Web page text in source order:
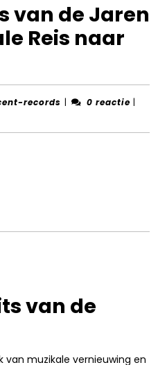
van de Jaren
Reis naar
records accent-
| 0 reactie |
van de
van muzikale vernieuwing en